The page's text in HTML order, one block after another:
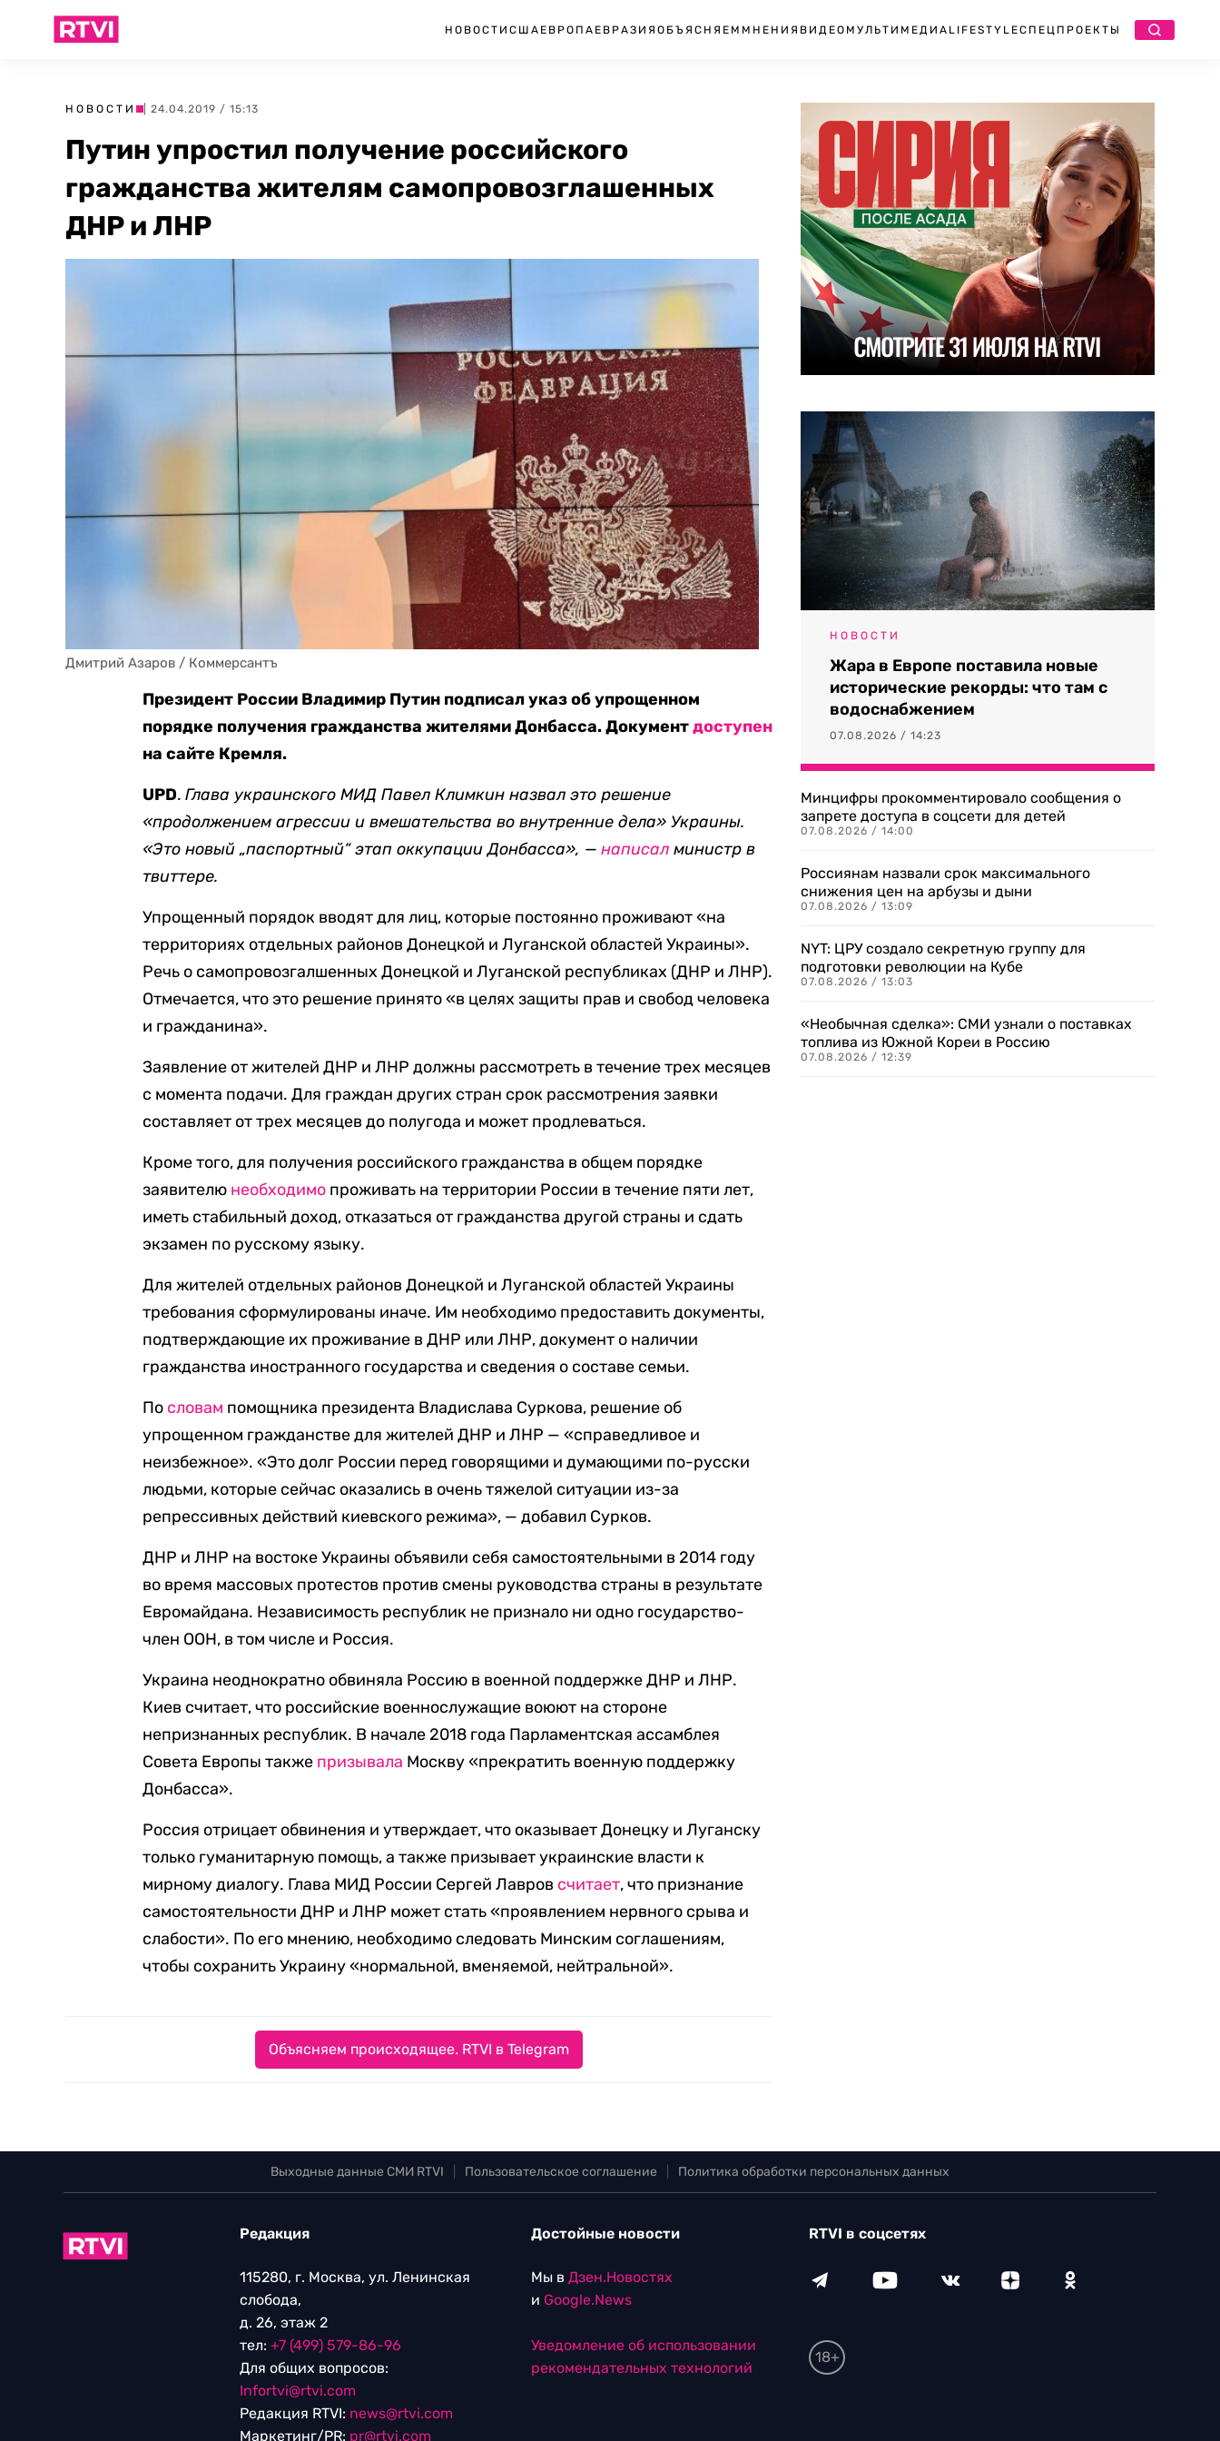
НОВОСТИ США ЕВРОПА ЕВРАЗИЯ ОБЪЯСНЯЕМ МНЕНИЯ ВИДЕО МУЛЬТИМЕДИА LIFESTYLEСПЕЦПРОЕКТЫ
НОВОСТИ | 24.04.2019 / 15:13
Путин упростил получение российского
гражданства жителям самопровозглашенных
ДНР и ЛНР
Дмитрий Азаров / Коммерсантъ
Президент России Владимир Путин подписал указ об упрощенном
порядке получения гражданства жителями Донбасса. Документдоступен
на сайте Кремля.
UPD.Глава украинского МИД Павел Климкин назвал это решение
«продолжением агрессии и вмешательства во внутренние дела» Украины.
«Это новый„паспортный“этап оккупации Донбасса», —написал министр в
твиттере.
Упрощенный порядок вводят для лиц, которые постоянно проживают «на
территориях отдельных районов Донецкой и Луганской областей Украины».
Речь о самопровозгалшенных Донецкой и Луганской республиках (ДНР и ЛНР).
Отмечается, что это решение принято «в целях защиты прав и свобод человека
и гражданина».
Заявление от жителей ДНР и ЛНР должны рассмотреть в течение трех месяцев
с момента подачи. Для граждан других стран срок рассмотрения заявки
составляет от трех месяцев до полугода и может продлеваться.
Кроме того, для получения российского гражданства в общем порядке
заявителю необходимо проживать на территории России в течение пяти лет,
иметь стабильный доход, отказаться от гражданства другой страны и сдать
экзамен по русскому языку.
Для жителей отдельных районов Донецкой и Луганской областей Украины
требования сформулированы иначе. Им необходимо предоставить документы,
подтверждающие их проживание в ДНР или ЛНР, документ о наличии
гражданства иностранного государства и сведения о составе семьи.
По словам помощника президента Владислава Суркова, решение об
упрощенном гражданстве для жителей ДНР и ЛНР — «справедливое и
неизбежное». «Это долг России перед говорящими и думающими по-русски
людьми, которые сейчас оказались в очень тяжелой ситуации из-за
репрессивных действий киевского режима», — добавил Сурков.
ДНР и ЛНР на востоке Украины объявили себя самостоятельными в 2014 году
во время массовых протестов против смены руководства страны в результате
Евромайдана. Независимость республик не признало ни одно государство-
член ООН, в том числе и Россия.
Украина неоднократно обвиняла Россию в военной поддержке ДНР и ЛНР.
Киев считает, что российские военнослужащие воюют на стороне
непризнанных республик. В начале 2018 года Парламентская ассамблея
Совета Европы также призывала Москву «прекратить военную поддержку
Донбасса».
Россия отрицает обвинения и утверждает, что оказывает Донецку и Луганску
только гуманитарную помощь, а также призывает украинские власти к
мирному диалогу. Глава МИД России Сергей Лавров считает, что признание
самостоятельности ДНР и ЛНР может стать «проявлением нервного срыва и
слабости». По его мнению, необходимо следовать Минским соглашениям,
чтобы сохранить Украину «нормальной, вменяемой, нейтральной».
Объясняем происходящее. RTVI в Telegram
НОВОСТИ
Жара в Европе поставила новые
исторические рекорды: что там с
водоснабжением
07.08.2026 / 14:23
Минцифры прокомментировало сообщения о
запрете доступа в соцсети для детей
07.08.2026 / 14:00
Россиянам назвали срок максимального
снижения цен на арбузы и дыни
07.08.2026 / 13:09
NYT: ЦРУ создало секретную группу для
подготовки революции на Кубе
07.08.2026 / 13:03
«Необычная сделка»: СМИ узнали о поставках
топлива из Южной Кореи в Россию
07.08.2026 / 12:39
Выходные данные СМИ RTVI Пользовательское соглашение Политика обработки персональных данных
Редакция
115280, г. Москва, ул. Ленинская
слобода,
д. 26, этаж 2
тел: +7 (499) 579-86-96
Для общих вопросов:
Infortvi@rtvi.com
Редакция RTVI: news@rtvi.com
Маркетинг/PR: pr@rtvi.com
Достойные новости
Мы в Дзен.Новостях
и Google.News
Уведомление об использовании
рекомендательных технологий
RTVI в соцсетях
18+